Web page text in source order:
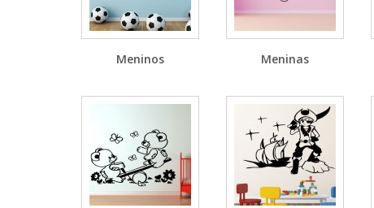
Meninos Meninas